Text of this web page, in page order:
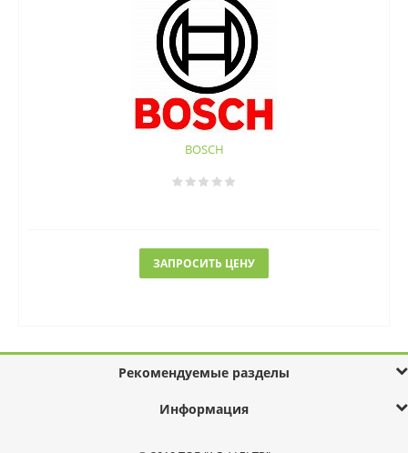
BOSCH
ЗАПРОСИТЬ ЦЕНУ
Рекомендуемые разделы
Информация